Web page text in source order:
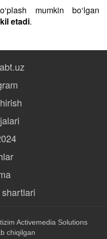
mumkin bo‘lgan
etadi.
Activemedia Solutions
chiqilgan